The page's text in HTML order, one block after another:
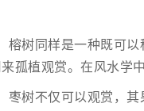
榕树同样是一种既可
孤植观赏。在风水学
枣树不仅可以观赏，